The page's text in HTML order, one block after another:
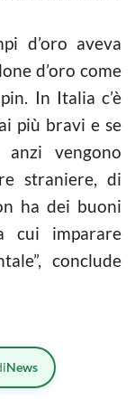
d’oro aveva
d’oro come
In Italia c’è
più bravi e se
vengono
straniere, di
ha dei buoni
cui imparare
conclude
News